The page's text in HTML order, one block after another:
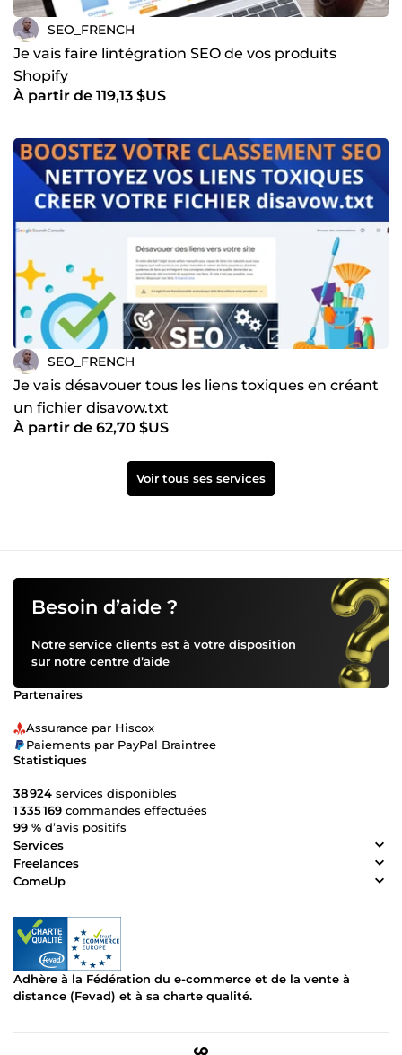
SEO_FRENCH
Je vais faire lintégration SEO de vos produits
Shopify
À partir de 119,13 $US
SEO_FRENCH
Je vais désavouer tous les liens toxiques en créant
un fichier disavow.txt
À partir de 62,70 $US
Voir tous ses services
Besoin d’aide ?
Notre service clients est à votre disposition
sur notre centre d’aide
Partenaires
Assurance par Hiscox
Paiements par PayPal Braintree
Statistiques
38 924 services disponibles
1 335 169 commandes effectuées
99 % d’avis positifs
Services
Freelances
ComeUp
Adhère à la Fédération du e-commerce et de la vente à
distance (Fevad) et à sa charte qualité.